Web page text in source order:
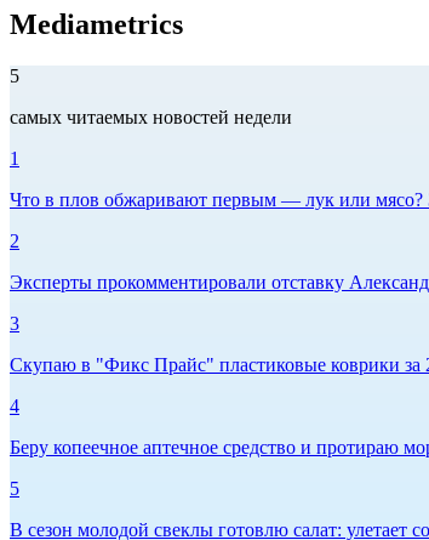
Mediametrics
5
самых читаемых новостей недели
1
Что в плов обжаривают первым — лук или мясо?
2
Эксперты прокомментировали отставку
3
Скупаю в "Фикс Прайс" пластиковые коврики за
4
Беру копеечное аптечное средство и протираю
5
В сезон молодой свеклы готовлю салат: улетает